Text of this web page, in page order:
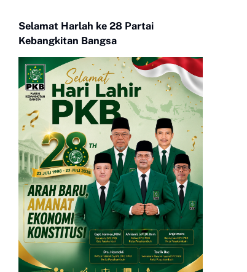
Selamat Harlah ke 28 Partai
Kebangkitan Bangsa